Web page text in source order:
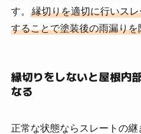
す。
縁切りを適切に行いス
することで塗装後の雨漏り
縁切りをしないと屋根内
なる
正常な状態ならスレートの